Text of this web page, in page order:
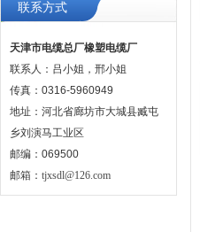
联系方式
天津市电缆总厂橡塑电缆厂
联系人：吕小姐，邢小姐
传真：0316-5960949
地址：河北省廊坊市大城县臧屯
乡刘演马工业区
邮编：069500
邮箱： tjxsdl@126.com